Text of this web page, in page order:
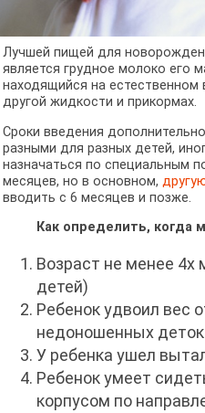
Лучшей пищей для
является грудное молоко его
находящийся на естественном
другой жидкости и прикормах.
Сроки введения
разными для разных детей,
назначаться по специальным
месяцев, но в основном,
вводить с 6 месяцев и позже.
Как определить, когда
Возраст не менее
детей)
Ребенок удвоил вес
недоношенных
У ребенка ушел
Ребенок умеет
корпусом по